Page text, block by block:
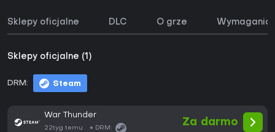
Sklepy oficjalne DLC O grze Wymagania
Sklepy oficjalne (1)
DRM: Steam
War Thunder
22tyg temu DRM:
Za darmo